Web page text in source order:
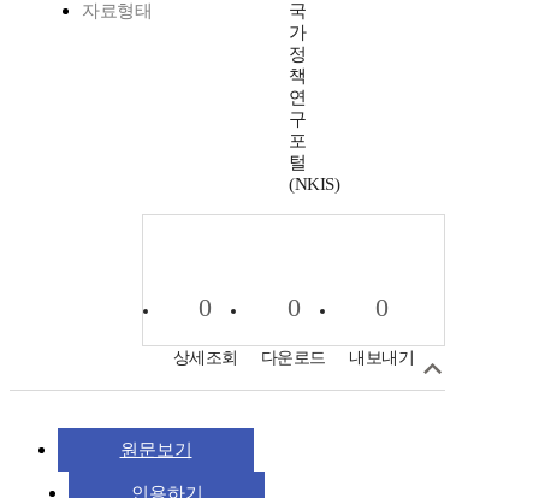
자료형태
국
가
정
책
연
구
포
털
(NKIS)
0
상세조회
0
다운로드
0
내보내기
원문보기
인용하기